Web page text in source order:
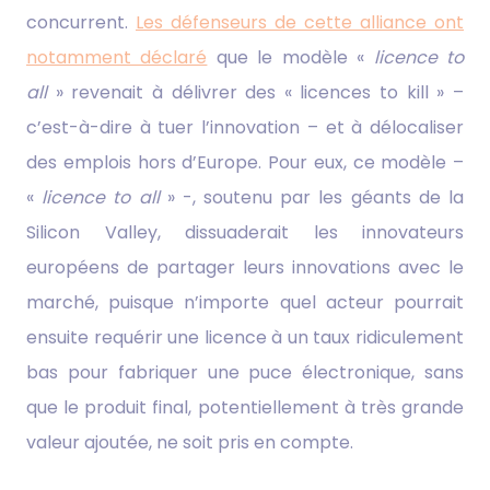
concurrent. Les défenseurs de cette alliance ont
notamment déclaré que le modèle « licence to
all» revenait à délivrer des « licences to kill » –
c’est-à-dire à tuer l’innovation – et à délocaliser
des emplois hors d’Europe. Pour eux, ce modèle –
« licence to all» -, soutenu par les géants de la
Silicon Valley, dissuaderait les innovateurs
européens de partager leurs innovations avec le
marché, puisque n’importe quel acteur pourrait
ensuite requérir une licence à un taux ridiculement
bas pour fabriquer une puce électronique, sans
que le produit final, potentiellement à très grande
valeur ajoutée, ne soit pris en compte.